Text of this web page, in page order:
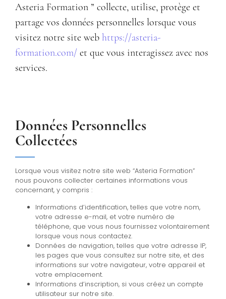
Asteria Formation ” collecte, utilise, protège et
partage vos données personnelles lorsque vous
visitez notre site web https://asteria-
formation.com/ et que vous interagissez avec nos
services.
Données Personnelles
Collectées
Lorsque vous visitez notre site web “Asteria Formation”
nous pouvons collecter certaines informations vous
concernant, y compris :
Informations d’identification, telles que votre nom,
votre adresse e-mail, et votre numéro de
téléphone, que vous nous fournissez volontairement
lorsque vous nous contactez.
Données de navigation, telles que votre adresse IP,
les pages que vous consultez sur notre site, et des
informations sur votre navigateur, votre appareil et
votre emplacement.
Informations d’inscription, si vous créez un compte
utilisateur sur notre site.